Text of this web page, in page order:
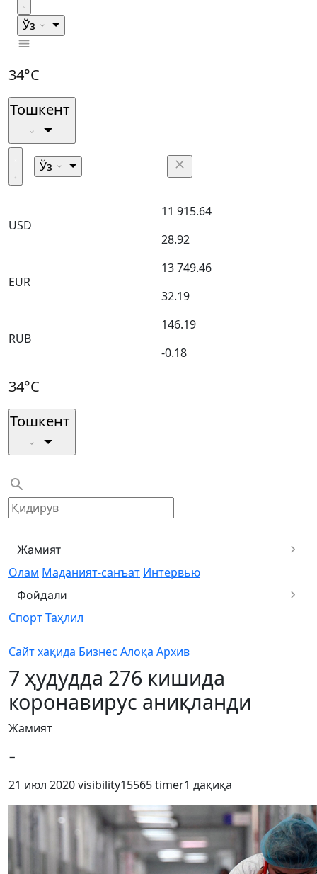
Ўз
34°C
Тошкент
Ўз
USD
11 915.64
28.92
EUR
13 749.46
32.19
RUB
146.19
-0.18
34°C
Тошкент
Жамият
Олам Маданият-санъат Интервью
Фойдали
СпортТаҳлил
Сайт хақида Бизнес Алоқа Архив
7 ҳудудда 276 кишида
коронавирус аниқланди
Жамият
−
21 июл 2020visibility15565timer1 дақиқа